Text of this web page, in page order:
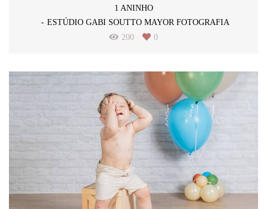
1 ANINHO
ESTÚDIO GABI SOUTTO MAYOR FOTOGRAFIA
200
0